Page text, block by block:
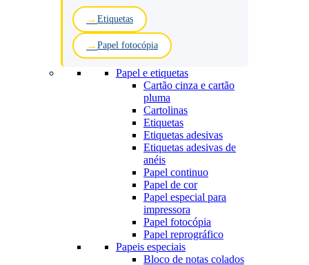
Etiquetas
Papel fotocópia
Papel e etiquetas
Cartão cinza e cartão
pluma
Cartolinas
Etiquetas
Etiquetas adesivas
Etiquetas adesivas de
anéis
Papel continuo
Papel de cor
Papel especial para
impressora
Papel fotocópia
Papel reprográfico
Papeis especiais
Bloco de notas colados